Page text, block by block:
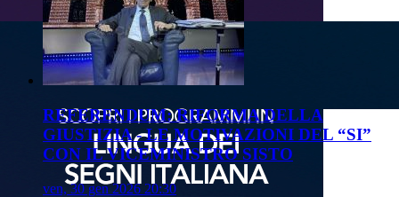
REFERENDUM: RIFORMA DELLA
GIUSTIZIA - LE MOTIVAZIONI DEL “SI”
CON IL VICEMINISTRO SISTO
ven, 30 gen 2026 20:30